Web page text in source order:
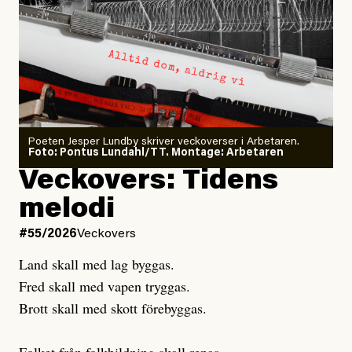
#54/2026Debatt
Sensationalism när ETC
granskar vänstern
Publicerad6 August, 2026
Uppdaterad6 August, 2026
Larmet från
Arbetsmiljöverket:
Dödsolyckorna har slutat
minska
Joel Kellgren
Publicerad3 August, 2026
Uppdaterad3 August, 2026
Poeten Jesper Lundby skriver veckoverser i Arbetaren.
Foto: Pontus Lundahl/TT. Montage: Arbetaren
Veckovers: Tidens
melodi
#55/2026Veckovers
Land skall med lag byggas.
Fred skall med vapen tryggas.
Brott skall med skott förebyggas.